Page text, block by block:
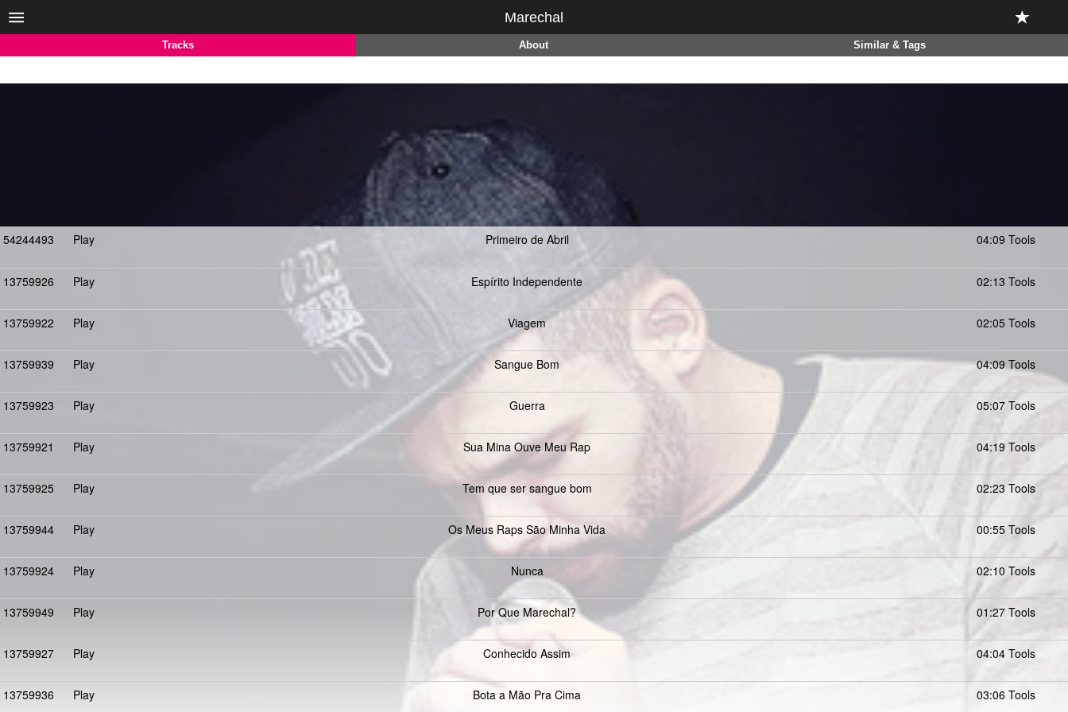
Marechal
Tracks About Similar & Tags
54244493 Play Primeiro de Abril 04:09 Tools
13759926 Play Espírito Independente 02:13 Tools
13759922 Play Viagem 02:05 Tools
13759939 Play Sangue Bom 04:09 Tools
13759923 Play Guerra 05:07 Tools
13759921 Play Sua Mina Ouve Meu Rap 04:19 Tools
13759925 Play Tem que ser sangue bom 02:23 Tools
13759944 Play Os Meus Raps São Minha Vida 00:55 Tools
13759924 Play Nunca 02:10 Tools
13759949 Play Por Que Marechal? 01:27 Tools
13759927 Play Conhecido Assim 04:04 Tools
13759936 Play Bota a Mão Pra Cima 03:06 Tools